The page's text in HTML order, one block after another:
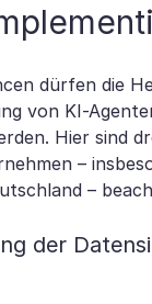
dürfen die
von KI-
Hier sind
–
–
der